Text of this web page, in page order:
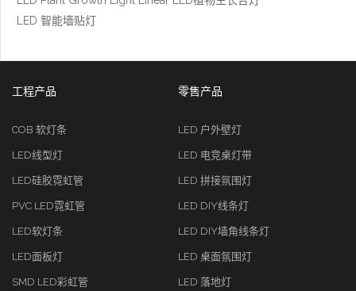
LED 智能墙贴灯
工程产品
COB 软灯条
LED线型灯
LED硅胶霓虹管
PVC LED霓虹管
LED软灯条
LED面板灯
SMD LED彩虹管
零售产品
LED 户外壁灯
LED 电竞桌灯带
LED 拼接氛围灯
LED DIY线条灯
LED DIY墙角线条灯
LED 桌面氛围灯
LED 落地灯